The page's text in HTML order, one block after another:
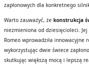
zapłonowych dla konkretnego
Warto zauważyć, że konstrukcja
niezmieniona od dziesięcioleci.
Romeo wprowadziła innowacyjne
wykorzystując dwie świece
skutkując większą mocą i lepszą